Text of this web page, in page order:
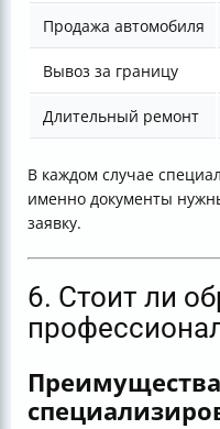
Продажа автомобиля
Вывоз за границу
Длительный ремонт
В каждом случае
именно документы
заявку.
6. Стоит ли